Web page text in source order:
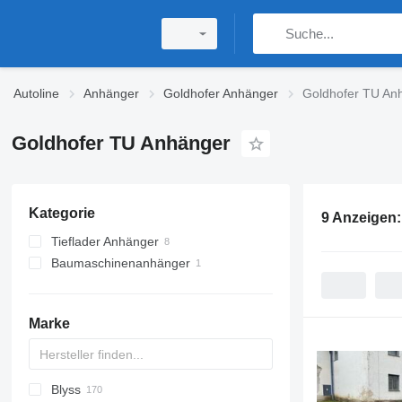
Autoline Anhänger Goldhofer Anhänger Goldhofer TU
Goldhofer TU Anhänger
Kategorie
Tieflader Anhänger
Baumaschinenanhänger
Marke
PA
HTS
GTB
PS
22
Brevis
Blyss
9 Anzeigen: